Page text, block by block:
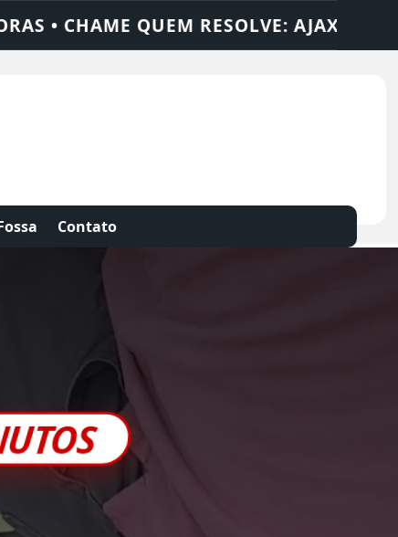
SOLUÇÕES DEDETIZADORA •
Contato